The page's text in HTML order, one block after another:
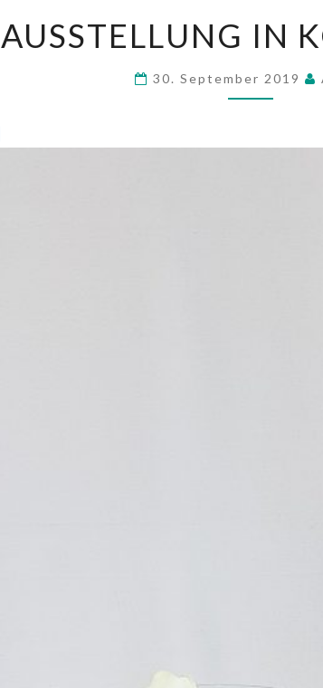
AUSSTELLUNG IN
30. September 2019